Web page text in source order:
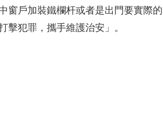
窗戶加裝鐵欄杆或者是出門要實際的
擊犯罪，攜手維護治安」。